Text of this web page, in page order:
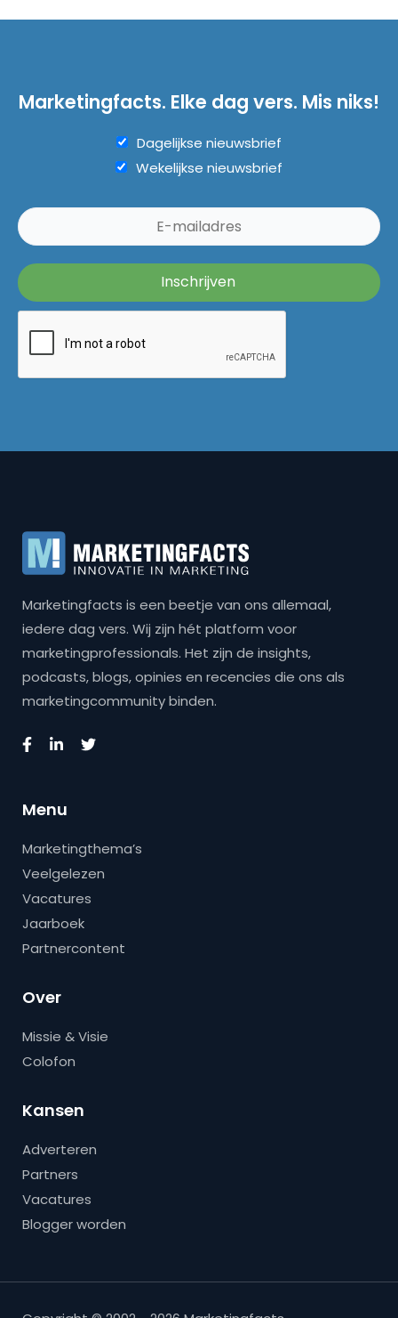
Marketingfacts. Elke dag vers. Mis niks!
Dagelijkse nieuwsbrief
Wekelijkse nieuwsbrief
Marketingfacts is een beetje van ons allemaal,
iedere dag vers. Wij zijn hét platform voor
marketingprofessionals. Het zijn de insights,
podcasts, blogs, opinies en recencies die ons als
marketingcommunity binden.
Menu
Marketingthema’s
Veelgelezen
Vacatures
Jaarboek
Partnercontent
Over
Missie & Visie
Colofon
Kansen
Adverteren
Partners
Vacatures
Blogger worden